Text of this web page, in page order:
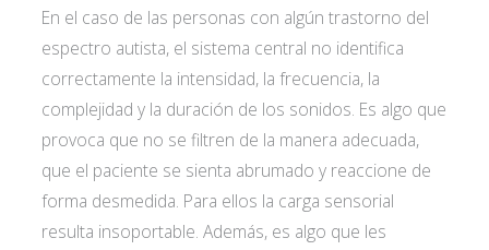
En el caso de las personas con algún trastorno del
espectro autista, el sistema central no identifica
correctamente la intensidad, la frecuencia, la
complejidad y la duración de los sonidos. Es algo que
provoca que no se filtren de la manera adecuada,
que el paciente se sienta abrumado y reaccione de
forma desmedida. Para ellos la carga sensorial
resulta insoportable. Además, es algo que les